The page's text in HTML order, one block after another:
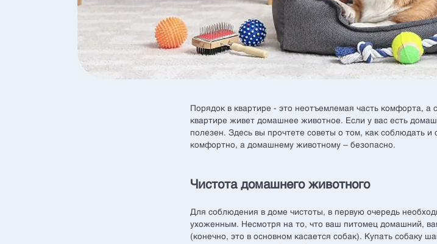
Порядок в квартире - это неотъемлемая часть комфорта, а
квартире живет домашнее животное. Если у вас есть
полезен. Здесь вы прочтете советы о том, как соблюдать и
комфортно, а домашнему животному – безопасно.
Чистота домашнего животного
Для соблюдения в доме чистоты, в первую очередь
ухоженным. Несмотря на то, что ваш питомец домашний,
(конечно, это в основном касается собак). Купать собаку